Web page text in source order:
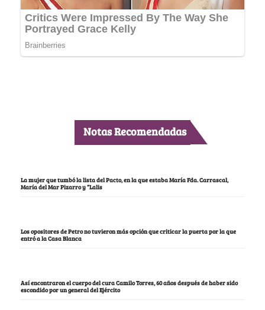
Notas Recomendadas
La mujer que tumbó la lista del Pacto, en la que estaba María Fda. Carrascal,
María del Mar Pizarro y “Lalis
Los opositores de Petro no tuvieron más opción que criticar la puerta por la que
entró a la Casa Blanca
Así encontraron el cuerpo del cura Camilo Torres, 60 años después de haber sido
escondido por un general del Ejército